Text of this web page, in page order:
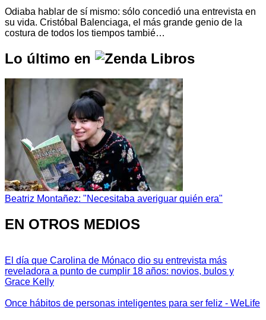
Odiaba hablar de sí mismo: sólo concedió una entrevista en
su vida. Cristóbal Balenciaga, el más grande genio de la
costura de todos los tiempos tambié…
Lo último en
Beatriz Montañez: "Necesitaba averiguar quién era"
EN OTROS MEDIOS
El día que Carolina de Mónaco dio su entrevista más
reveladora a punto de cumplir 18 años: novios, bulos y
Grace Kelly
Once hábitos de personas inteligentes para ser feliz - WeLife